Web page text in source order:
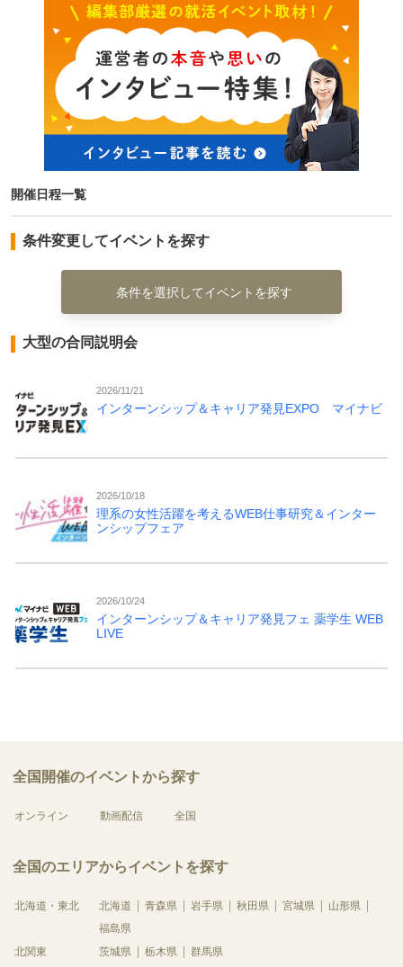
開催日程一覧
条件変更してイベントを探す
条件を選択してイベントを探す
大型の合同説明会
2026/11/21
インターンシップ＆キャリア発見EXPO マイナビ
2026/10/18
理系の女性活躍を考えるWEB仕事研究＆インター
ンシップフェア
2026/10/24
インターンシップ＆キャリア発見フェ 薬学生 WEB
LIVE
全国開催のイベントから探す
オンライン 動画配信 全国
全国のエリアからイベントを探す
北海道・東北 北海道 青森県 岩手県 秋田県 宮城県
山形県
福島県
北関東
茨城県 栃木県 群馬県